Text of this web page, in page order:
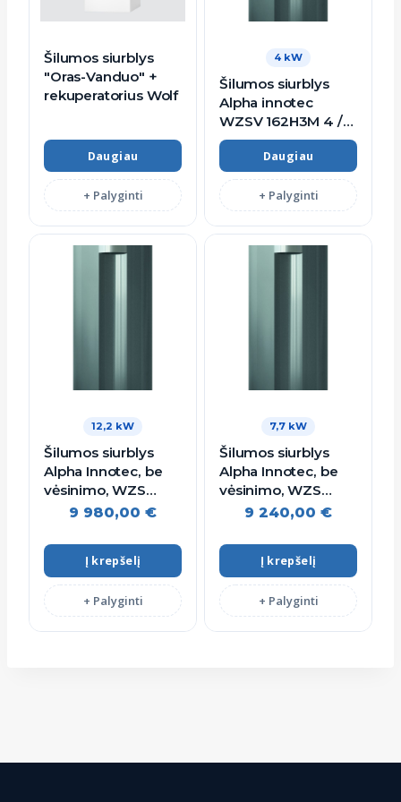
Šilumos siurblys
"Oras-Vanduo" +
rekuperatorius Wolf
Daugiau
+ Palyginti
4 kW
Šilumos siurblys
Alpha innotec
WZSV 162H3M 4 /
16 kW (Kintamos
Daugiau
+ Palyginti
12,2 kW
Šilumos siurblys
Alpha Innotec, be
vėsinimo, WZS
122H3M, 12.2 kW
9 980,00 €
Į krepšelį
+ Palyginti
7,7 kW
Šilumos siurblys
Alpha Innotec, be
vėsinimo, WZS
82H3M, 7.7 kW
9 240,00 €
Į krepšelį
+ Palyginti